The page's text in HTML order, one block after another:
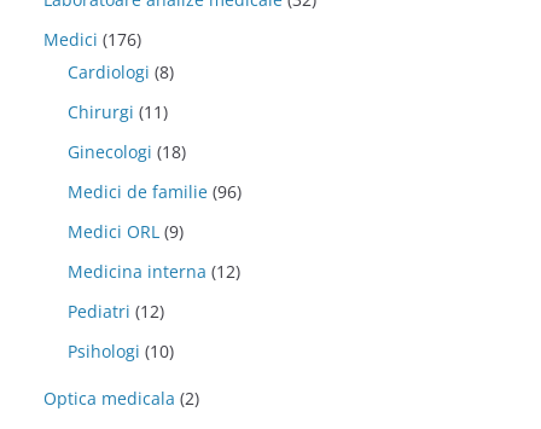
Medici (176)
Cardiologi (8)
Chirurgi (11)
Ginecologi (18)
Medici de familie (96)
Medici ORL (9)
Medicina interna (12)
Pediatri (12)
Psihologi (10)
Optica medicala (2)